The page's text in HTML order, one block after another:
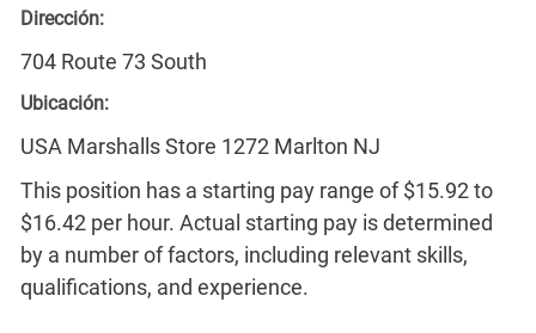
Dirección:
704 Route 73 South
Ubicación:
USA Marshalls Store 1272 Marlton NJ
This position has a starting pay range of $15.92 to
$16.42 per hour. Actual starting pay is determined
by a number of factors, including relevant skills,
qualifications, and experience.